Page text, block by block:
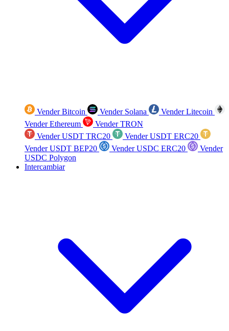
Vender Bitcoin Vender Solana
Vender Litecoin
Vender Ethereum
Vender TRON
Vender USDT TRC20
Vender USDT ERC20
Vender USDT BEP20
Vender USDC ERC20
Vender
USDC Polygon
Intercambiar